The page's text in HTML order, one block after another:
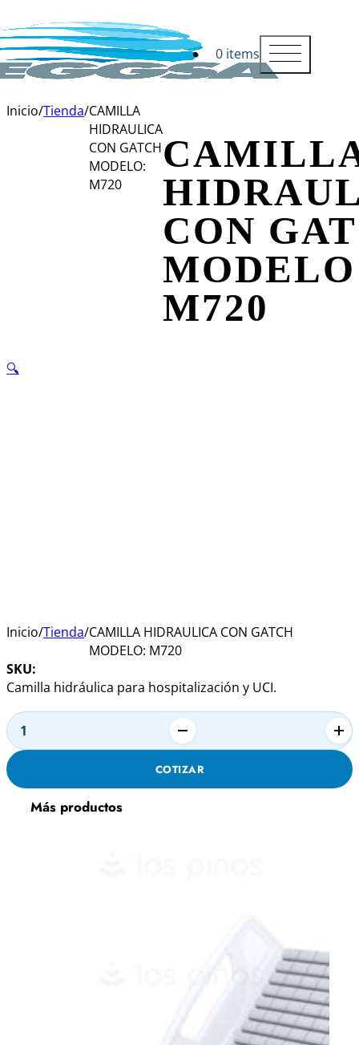
0 items
Inicio/Tienda/CAMILLA
HIDRAULICA
CON GATCH
MODELO:
M720
CON
M720
🔍
Inicio/Tienda/CAMILLA HIDRAULICA CON GATCH
MODELO: M720
SKU:
Camilla hidráulica para hospitalización y UCI.
CAMILLA
HIDRAULICA
CON
GATCH
MODELO:
COTIZAR
Alternative:
Más productos